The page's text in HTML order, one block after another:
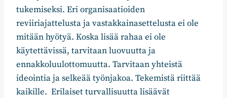
tukemiseksi. Eri organisaatioiden
reviiriajattelusta ja vastakkainasettelusta ei ole
mitään hyötyä. Koska lisää rahaa ei ole
käytettävissä, tarvitaan luovuutta ja
ennakkoluulottomuutta. Tarvitaan yhteistä
ideointia ja selkeää työnjakoa. Tekemistä riittää
kaikille. Erilaiset turvallisuutta lisäävät